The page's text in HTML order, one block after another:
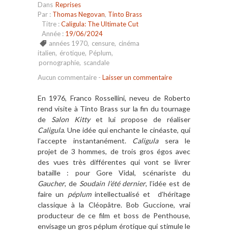
Dans Reprises
Par : Thomas Negovan, Tinto Brass
Titre :Caligula: The Ultimate Cut
Année : 19/06/2024
années 1970, censure, cinéma
italien, érotique, Péplum,
pornographie, scandale
Aucun commentaire - Laisser un commentaire
En 1976, Franco Rossellini, neveu de Roberto
rend visite à Tinto Brass sur la fin du tournage
de Salon Kittyet lui propose de réaliser
Caligula. Une idée qui enchante le cinéaste, qui
l’accepte instantanément. Caligulasera le
projet de 3 hommes, de trois gros égos avec
des vues très différentes qui vont se livrer
bataille : pour Gore Vidal, scénariste du
Gaucher, de Soudain l’été dernier, l’idée est de
faire un péplumintellectualisé et d’héritage
classique à la Cléopâtre. Bob Guccione, vrai
producteur de ce film et boss de Penthouse,
envisage un gros péplum érotique qui stimule le